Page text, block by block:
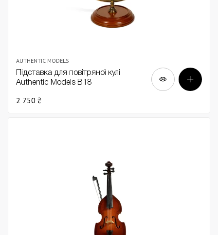
AUTHENTIC MODELS
Підставка для повітряної кулі
Authentic Models В18
2 750 ₴